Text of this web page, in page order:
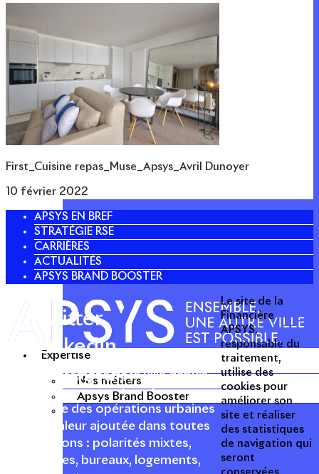
Expertise
Nos métiers
Apsys Brand Booster
First_Cuisine repas_Muse_Apsys_Avril Dunoyer
10 février 2022
APSYS EN BREF
STRATÉGIE RSE
CARRIÈRES
ACTUALITÉS
APSYS BRAND BOOSTER
Acteur passionné de la ville depuis
1996, Apsys conçoit, réalise, anime
et valorise des opérations urbaines
à forte valeur ajoutée dans toutes
les fonctions : polarités mixtes,
commerces, bureaux, logements,
Twitter
Linkedin
Instagram
Le site de la
Financière
APSYS,
responsable du
traitement,
utilise des
cookies pour
améliorer son
site et réaliser
des statistiques
de navigation qui
seront